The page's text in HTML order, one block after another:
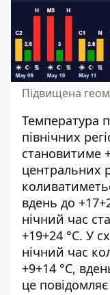
Підвищена
Температура
північних
становитиме
центральних
вдень до
нічний час
+19+24 °С. У
нічний час
+9+14 °С,
це